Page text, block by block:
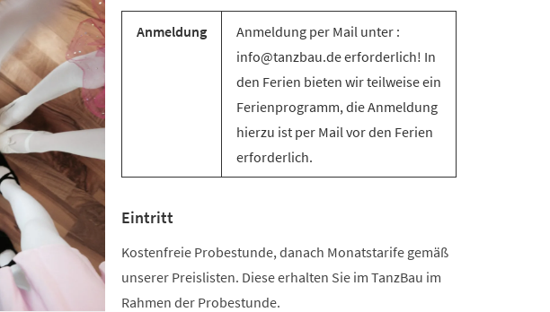
Anmeldung
Anmeldung per Mail unter :
info@tanzbau.de erforderlich! In
den Ferien bieten wir teilweise ein
Ferienprogramm, die Anmeldung
hierzu ist per Mail vor den Ferien
erforderlich.
Eintritt
Kostenfreie Probestunde, danach Monatstarife gemäß
unserer Preislisten. Diese erhalten Sie im TanzBau im
Rahmen der Probestunde.